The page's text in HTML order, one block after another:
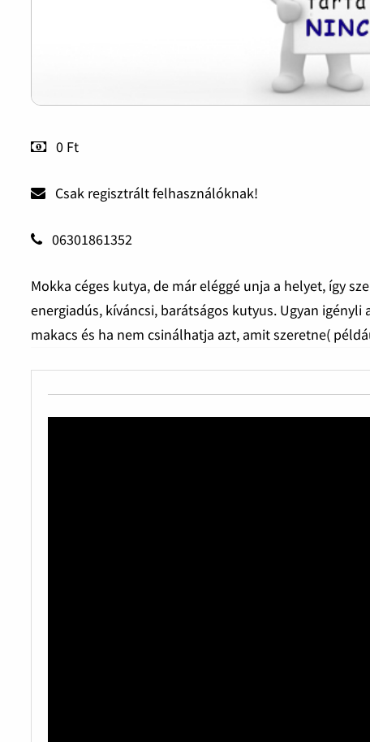
0 Ft
Csak regisztrált felhasználóknak!
06301861352
Mokka céges kutya, de már eléggé unja a helyet, így
energiadús, kíváncsi, barátságos kutyus. Ugyan
makacs és ha nem csinálhatja azt, amit szeretne(